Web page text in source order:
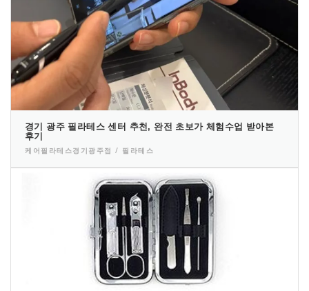
경기 광주 필라테스 센터 추천, 완전 초보가 체험수업 받아본
후기
케어필라테스경기광주점 / 필라테스